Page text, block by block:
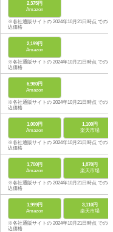
2,375円
Amazon
※各社通販サイトの 2024年10月21日時点 での税
込価格
2,199円
Amazon
※各社通販サイトの 2024年10月21日時点 での税
込価格
6,980円
Amazon
※各社通販サイトの 2024年10月21日時点 での税
込価格
1,000円
Amazon
1,100円
楽天市場
※各社通販サイトの 2024年10月21日時点 での税
込価格
1,700円
Amazon
1,870円
楽天市場
※各社通販サイトの 2024年10月21日時点 での税
込価格
1,999円
Amazon
3,110円
楽天市場
※各社通販サイトの 2024年10月21日時点 での税
込価格